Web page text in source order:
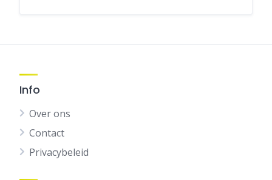
Info
Over ons
Contact
Privacybeleid